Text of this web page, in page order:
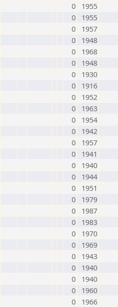
0
1955
0
1955
0
1957
0
1948
0
1968
0
1948
0
1930
0
1916
0
1952
0
1963
0
1954
0
1942
0
1957
0
1941
0
1940
0
1944
0
1951
0
1979
0
1987
0
1983
0
1970
0
1969
0
1943
0
1940
0
1940
0
1960
0
1966